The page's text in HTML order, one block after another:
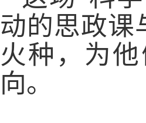
动的思政课
火种，为
向。